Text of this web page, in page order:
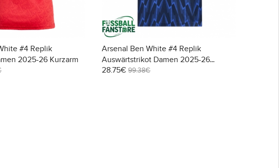
#4 Replik
2025-26 Kurzarm
Arsenal Ben White #4 Replik
Auswärtstrikot Damen 2025-26
Kurzarm
28.75€ 99.38€